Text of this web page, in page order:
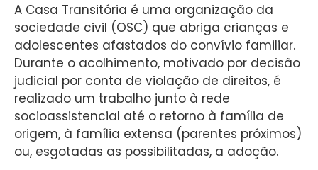
A Casa Transitória é uma organização da
sociedade civil (OSC) que abriga crianças e
adolescentes afastados do convívio familiar.
Durante o acolhimento, motivado por decisão
judicial por conta de violação de direitos, é
realizado um trabalho junto à rede
socioassistencial até o retorno à família de
origem, à família extensa (parentes próximos)
ou, esgotadas as possibilitadas, a adoção.